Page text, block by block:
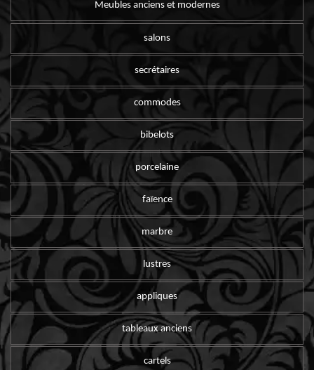
Meubles anciens et modernes
salons
secrétaires
commodes
bibelots
porcelaine
faïence
marbre
lustres
appliques
tableaux anciens
cartels